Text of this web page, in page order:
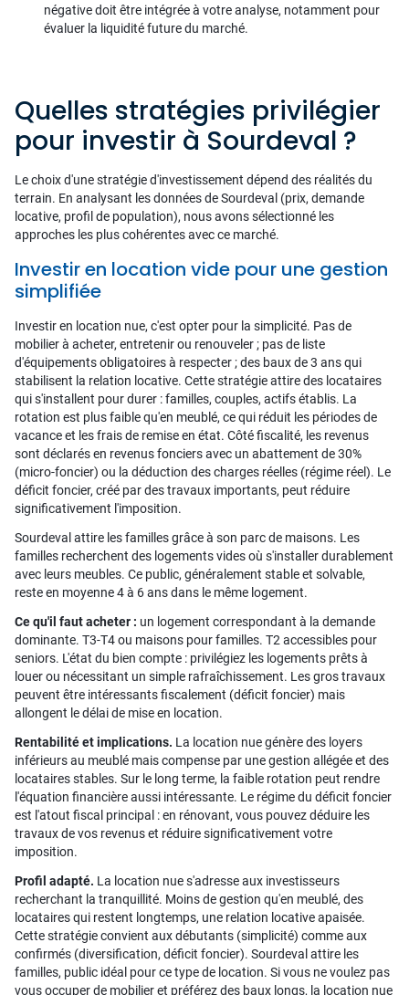
négative doit être intégrée à votre analyse, notamment pour
évaluer la liquidité future du marché.
Quelles stratégies privilégier
pour investir à Sourdeval ?
Le choix d'une stratégie d'investissement dépend des réalités du
terrain. En analysant les données de Sourdeval (prix, demande
locative, profil de population), nous avons sélectionné les
approches les plus cohérentes avec ce marché.
Investir en location vide pour une gestion
simplifiée
Investir en location nue, c'est opter pour la simplicité. Pas de
mobilier à acheter, entretenir ou renouveler ; pas de liste
d'équipements obligatoires à respecter ; des baux de 3 ans qui
stabilisent la relation locative. Cette stratégie attire des locataires
qui s'installent pour durer : familles, couples, actifs établis. La
rotation est plus faible qu'en meublé, ce qui réduit les périodes de
vacance et les frais de remise en état. Côté fiscalité, les revenus
sont déclarés en revenus fonciers avec un abattement de 30%
(micro-foncier) ou la déduction des charges réelles (régime réel). Le
déficit foncier, créé par des travaux importants, peut réduire
significativement l'imposition.
Sourdeval attire les familles grâce à son parc de maisons. Les
familles recherchent des logements vides où s'installer durablement
avec leurs meubles. Ce public, généralement stable et solvable,
reste en moyenne 4 à 6 ans dans le même logement.
Ce qu'il faut acheter : un logement correspondant à la demande
dominante. T3-T4 ou maisons pour familles. T2 accessibles pour
seniors. L'état du bien compte : privilégiez les logements prêts à
louer ou nécessitant un simple rafraîchissement. Les gros travaux
peuvent être intéressants fiscalement (déficit foncier) mais
allongent le délai de mise en location.
Rentabilité et implications. La location nue génère des loyers
inférieurs au meublé mais compense par une gestion allégée et des
locataires stables. Sur le long terme, la faible rotation peut rendre
l'équation financière aussi intéressante. Le régime du déficit foncier
est l'atout fiscal principal : en rénovant, vous pouvez déduire les
travaux de vos revenus et réduire significativement votre
imposition.
Profil adapté. La location nue s'adresse aux investisseurs
recherchant la tranquillité. Moins de gestion qu'en meublé, des
locataires qui restent longtemps, une relation locative apaisée.
Cette stratégie convient aux débutants (simplicité) comme aux
confirmés (diversification, déficit foncier). Sourdeval attire les
familles, public idéal pour ce type de location. Si vous ne voulez pas
vous occuper de mobilier et préférez des baux longs, la location nue